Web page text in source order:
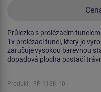
Průlezka s prolézacím
1x prolézací tunel, který je
zaručuje vysokou barevnou
dopadová plocha postačí
Produkt - PP-113K-10